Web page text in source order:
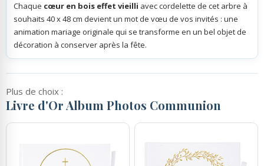
Chaque cœur en bois effet vieilli avec cordelette de cet arbre à
souhaits 40 x 48 cm devient un mot de vœu de vos invités : une
animation mariage originale qui se transforme en un bel objet de
décoration à conserver après la fête.
Plus de choix :
Livre d'Or Album Photos Communion